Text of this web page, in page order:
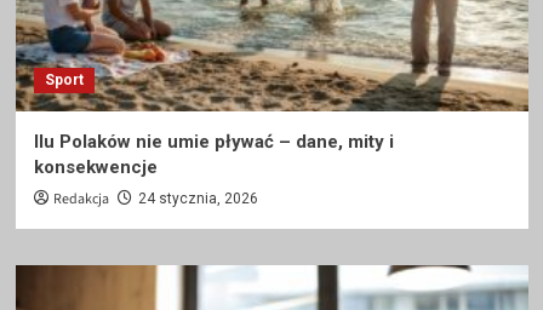
Sport
Ilu Polaków nie umie pływać – dane, mity i
konsekwencje
Redakcja 24 stycznia, 2026